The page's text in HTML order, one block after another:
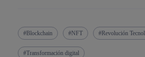
Blockchain NFT Revolución
Transformación digital